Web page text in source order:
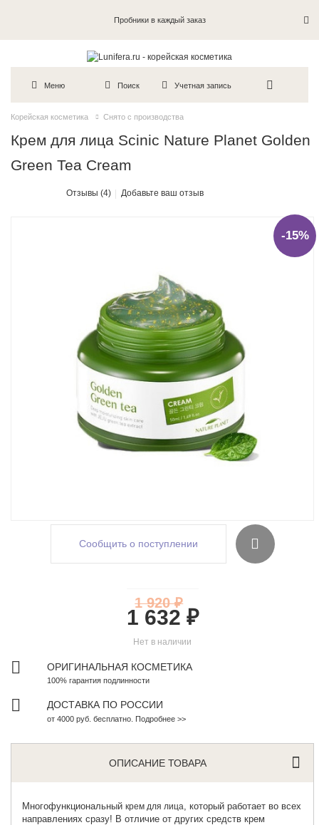
Пробники в каждый заказ
Меню Поиск Учетная запись
Корейская косметика Снято с производства
Крем для лица Scinic Nature Planet Golden
Green Tea Cream
Отзывы (4) Добавьте ваш отзыв
-15%
Сообщить о поступлении
Нет в наличии
1 632 ₽
1 920 ₽
ОРИГИНАЛЬНАЯ КОСМЕТИКА
100% гарантия подлинности
ДОСТАВКА ПО РОССИИ
от 4000 руб. бесплатно. Подробнее >>
ОПИСАНИЕ ТОВАРА
Многофункциональныйкрем для лица
, который работает во всех
направлениях сразу! В отличие от других средств крем